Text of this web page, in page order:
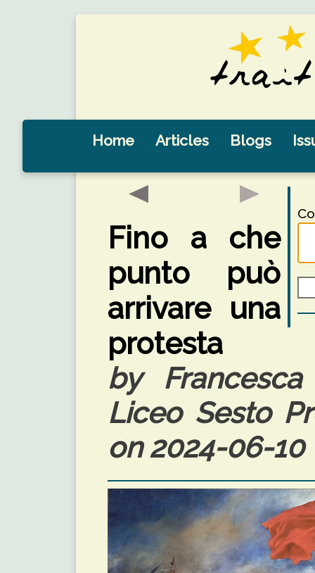
Home Articles Blogs
Fino a che
punto può
arrivare una
protesta
by
Liceo Sesto
on 2024-06-10